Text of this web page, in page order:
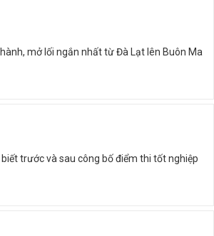
mở lối ngắn nhất từ Đà Lạt lên Buôn Ma
trước và sau công bố điểm thi tốt nghiệp